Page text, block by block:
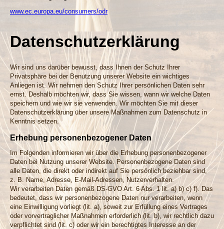
www.ec.europa.eu/consumers/odr
Datenschutz­erklärung
Wir sind uns darüber bewusst, dass Ihnen der Schutz Ihrer
Privatsphäre bei der Benutzung unserer Website ein wichtiges
Anliegen ist. Wir nehmen den Schutz Ihrer persönlichen Daten sehr
ernst. Deshalb möchten wir, dass Sie wissen, wann wir welche Daten
speichern und wie wir sie verwenden. Wir möchten Sie mit dieser
Datenschutzerklärung über unsere Maßnahmen zum Datenschutz in
Kenntnis setzen.
Erhebung personenbezogener Daten
Im Folgenden informieren wir über die Erhebung personenbezogener
Daten bei Nutzung unserer Website. Personenbezogene Daten sind
alle Daten, die direkt oder indirekt auf Sie persönlich beziehbar sind,
z. B. Name, Adresse, E-Mail-Adressen, Nutzerverhalten.
Wir verarbeiten Daten gemäß DS-GVO Art. 6 Abs. 1 lit. a) b) c) f). Das
bedeutet, dass wir personenbezogene Daten nur verarbeiten, wenn
eine Einwilligung vorliegt (lit. a), soweit zur Erfüllung eines Vertrages
oder vorvertraglicher Maßnahmen erforderlich (lit. b), wir rechtlich dazu
verpflichtet sind (lit. c) oder wir ein berechtigtes Interesse an der